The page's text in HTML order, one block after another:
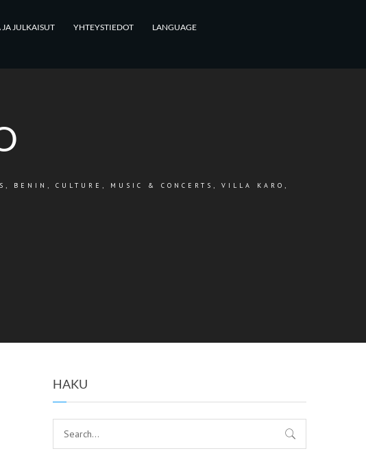
JULKAISUT YHTEYSTIEDOT LANGUAGE
, BENIN , CULTURE , MUSIC & CONCERTS , VILLA KARO,
HAKU